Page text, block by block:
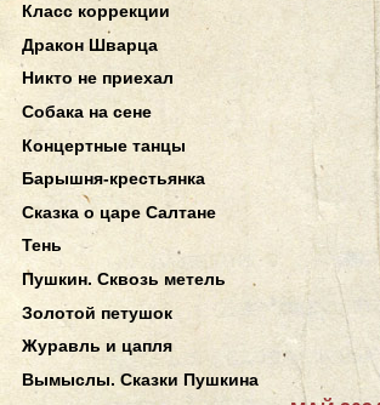
Класс коррекции
Дракон Шварца
Никто не приехал
Собака на сене
Концертные танцы
Барышня-крестьянка
Сказка о царе Салтане
Тень
Пушкин. Сквозь метель
Золотой петушок
Журавль и цапля
Вымыслы. Сказки Пушкина